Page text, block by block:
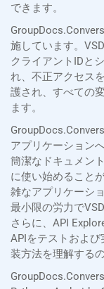
できます。
施しています。
クライアントIDと
れ、不正アクセス
護され、すべての
ます。
アプリケーション
簡潔なドキュメン
に使い始めること
雑なアプリケーシ
最小限の労力で
さらに、API
APIをテストおよ
装方法を理解する